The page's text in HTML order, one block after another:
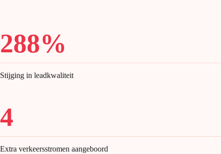
288%
Stijging in leadkwaliteit
4
Extra verkeersstromen aangeboord